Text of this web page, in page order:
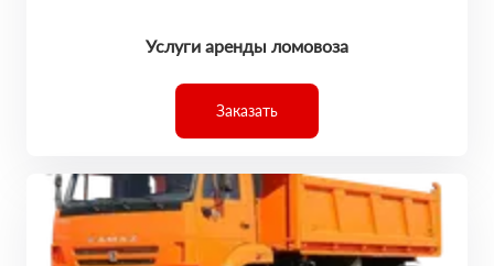
Услуги аренды ломовоза
Заказать